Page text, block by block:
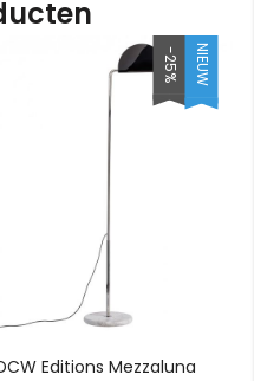
-25% NIEUW
Editions Mezzaluna